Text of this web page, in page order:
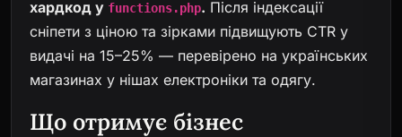
хардкод у functions.php. Після індексації
сніпети з ціною та зірками підвищують CTR у
видачі на 15–25% — перевірено на українських
магазинах у нішах електроніки та одягу.
Що отримує бізнес